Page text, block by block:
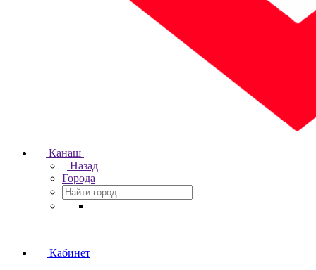
Канаш
Назад
Города
Кабинет